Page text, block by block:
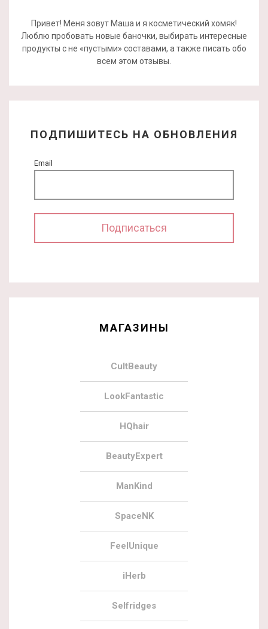
Привет! Меня зовут Маша и я косметический хомяк!
Люблю пробовать новые баночки, выбирать интересные
продукты с не «пустыми» составами, а также писать обо
всем этом отзывы.
ПОДПИШИТЕСЬ НА ОБНОВЛЕНИЯ
Email
МАГАЗИНЫ
CultBeauty
LookFantastic
HQhair
BeautyExpert
ManKind
SpaceNK
FeelUnique
iHerb
Selfridges